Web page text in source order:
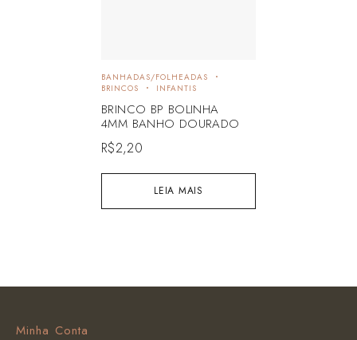
LEIA MAIS
BANHADAS/FOLHEADAS
BRINCOS
INFANTIS
BRINCO BP BOLINHA
4MM BANHO DOURADO
R$2,20
Minha Conta